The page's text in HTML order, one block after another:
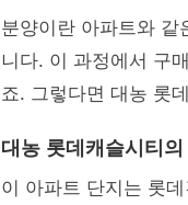
분양이란 아파트와
니다. 이 과정에서 구
죠. 그렇다면 대농 롯
대농 롯데캐슬시티의
이 아파트 단지는 롯